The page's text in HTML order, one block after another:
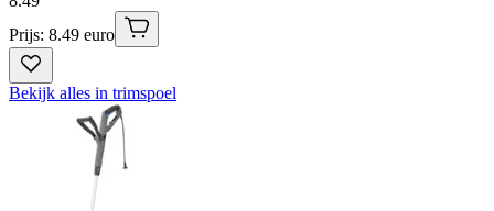
Prijs: 8.49 euro
Bekijk alles in trimspoel